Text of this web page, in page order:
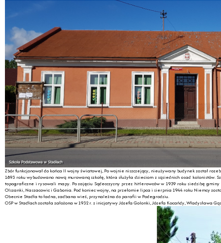
Zbór funkcjonował do końca II wojny światowej, Po wojnie niszczejący, nieużywany budynek został
1893 roku wybudowano nową murowaną szkołę, która służyła dzieciom z sąsiednich osad
topograficzne i rysowali mapy. Po zajęciu Sądecczyzny przez hitlerowców w 1939 roku siedzibę
Olszanki, Naszacowic i Gabonia. Pod koniec wojny, na przełomie lipca i sierpnia 1944 roku Niemcy
Obecnie Stadła to ładna, zadbana wieś, przynależna do parafii w Podegrodziu.
OSP w Stadłach została założona w 1932 r. z inicjatywy Józefa Golonki, Józefa Kocańdy,